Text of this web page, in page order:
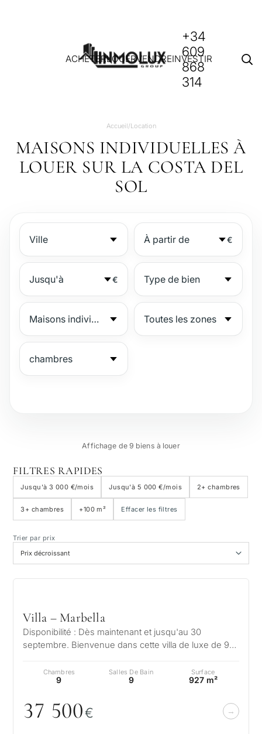
ACHETERLOUERVENDREINVESTIR
+34
609
868
314
Accueil/Location
MAISONS INDIVIDUELLES À
LOUER SUR LA COSTA DEL
SOL
€
€
Bord de plage
Vue mer
Jardin privé
Avec ascenseur
Première ligne de golf
Affichage de 9 biens à louer
FILTRES RAPIDES
Jusqu'à 3 000 €/mois Jusqu'à 5 000 €/mois 2+ chambres
3+ chambres +100 m² Effacer les filtres
Trier par prix
Villa – Marbella
Disponibilité : Dès maintenant et jusqu'au 30
septembre. Bienvenue dans cette villa de luxe de 9
Chambres
9
Salles De Bain
9
Surface
927 m²
37 500€